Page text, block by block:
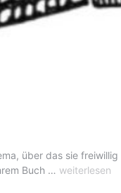
über das sie
Buch … Giulia
weiterlesen